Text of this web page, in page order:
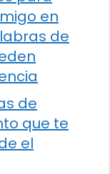
en
de
de
que te
el